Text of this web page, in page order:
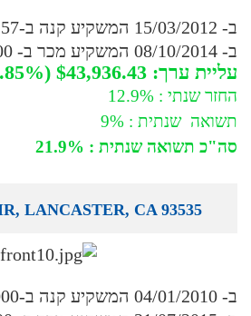
ב- 15/03/2012 המשקיע קנה ב-$126,063.57
ב- 08/10/2014 המשקיע מכר ב- $170,000
עליית ערך: $43,936.43 (34.85%)
החזר שנתי : 12.9%
תשואה שנתית : 9%
סה"כ תשואה שנתית : 21.9%
LANCASTER, CA 93535
ב- 04/01/2010 המשקיע קנה ב-$110,000